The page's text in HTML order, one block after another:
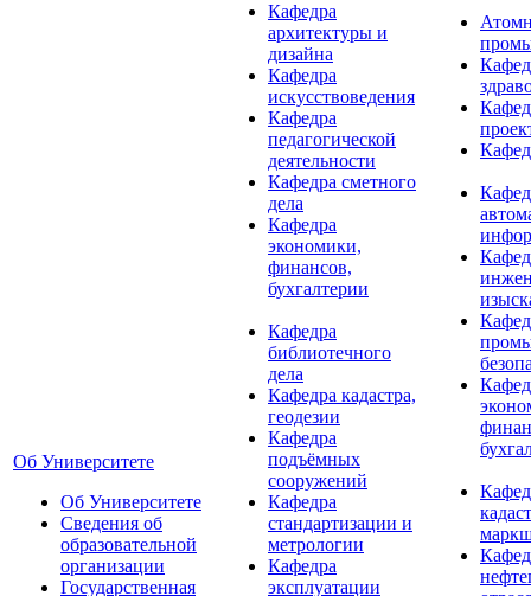
Об Университете
Об Университете
Сведения об
образовательной
организации
Государственная
Кафедра
архитектуры и
дизайна
Кафедра
искусствоведения
Кафедра
педагогической
деятельности
Кафедра сметного
дела
Кафедра
экономики,
финансов,
бухгалтерии
Кафедра
библиотечного
дела
Кафедра кадастра,
геодезии
Кафедра
подъёмных
сооружений
Кафедра
стандартизации и
метрологии
Кафедра
эксплуатации